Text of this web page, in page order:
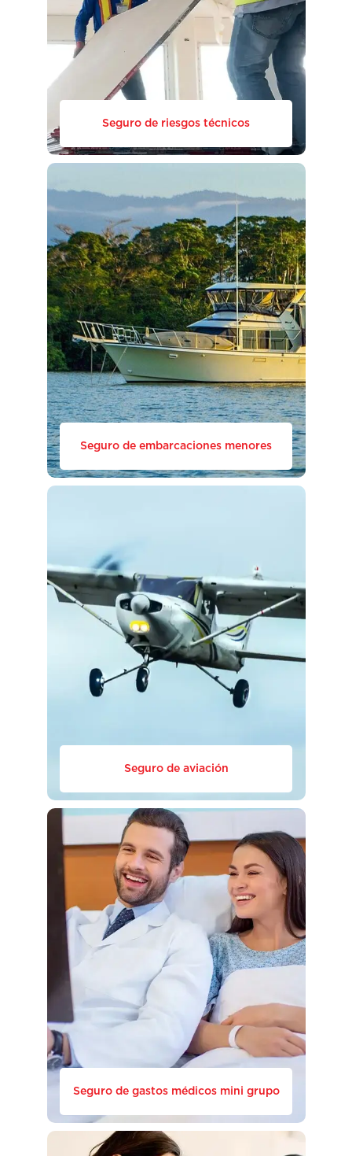
Seguro de riesgos técnicos
Seguro de embarcaciones menores
Seguro de aviación
Seguro de gastos médicos mini grupo